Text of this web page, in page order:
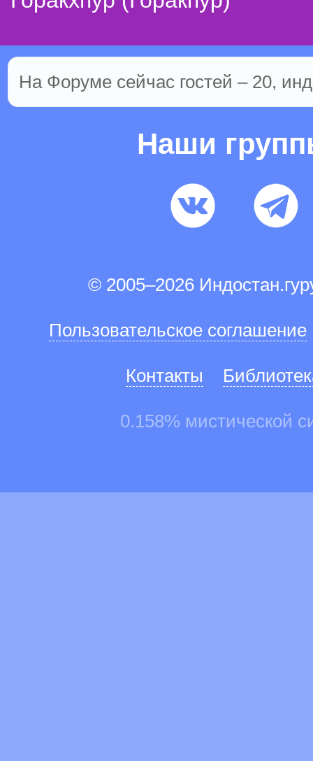
На Форуме сейчас гостей – 20,
Наши
© 2005–2026
Пользовательское соглашение
Контакты
0.158% мистической